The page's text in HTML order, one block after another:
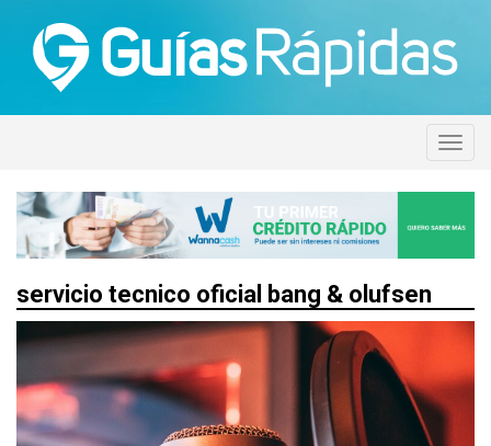
servicio tecnico oficial bang & olufsen